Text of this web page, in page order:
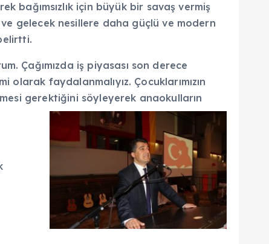
bağımsızlık için büyük bir savaş vermiş
gelecek nesillere daha güçlü ve modern
Çağımızda iş piyasası son derece
faydalanmalıyız. Çocuklarımızın
gerektiğini söyleyerek anaokulların